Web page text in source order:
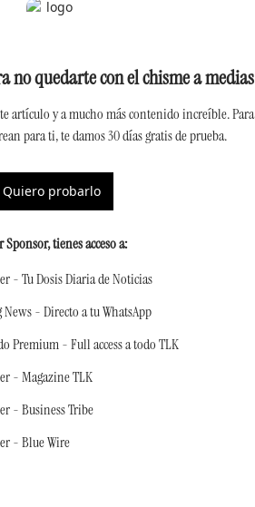
no quedarte con el chisme a
artículo y a mucho más contenido increíble.
para ti, te damos 30 días gratis de prueba.
Quiero probarlo
Sponsor, tienes acceso a:
- Tu Dosis Diaria de Noticias
- Directo a tu WhatsApp
Premium - Full access a todo TLK
- Magazine TLK
- Business Tribe
- Blue Wire